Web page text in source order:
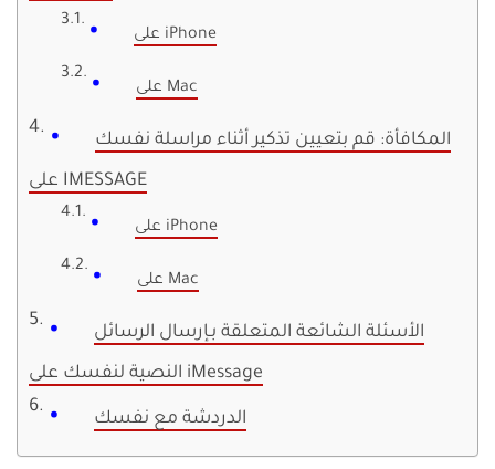
على iPhone
على Mac
المكافأة: قم بتعيين تذكير أثناء مراسلة نفسك
على IMESSAGE
على iPhone
على Mac
الأسئلة الشائعة المتعلقة بـإرسال الرسائل
النصية لنفسك على iMessage
الدردشة مع نفسك